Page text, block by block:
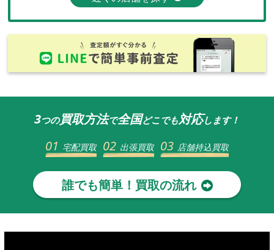
3つの買取方法で全国どこでも対応します！
01 宅配買取 02 出張買取 03 店舗持込買取
誰でも簡単！買取の流れ